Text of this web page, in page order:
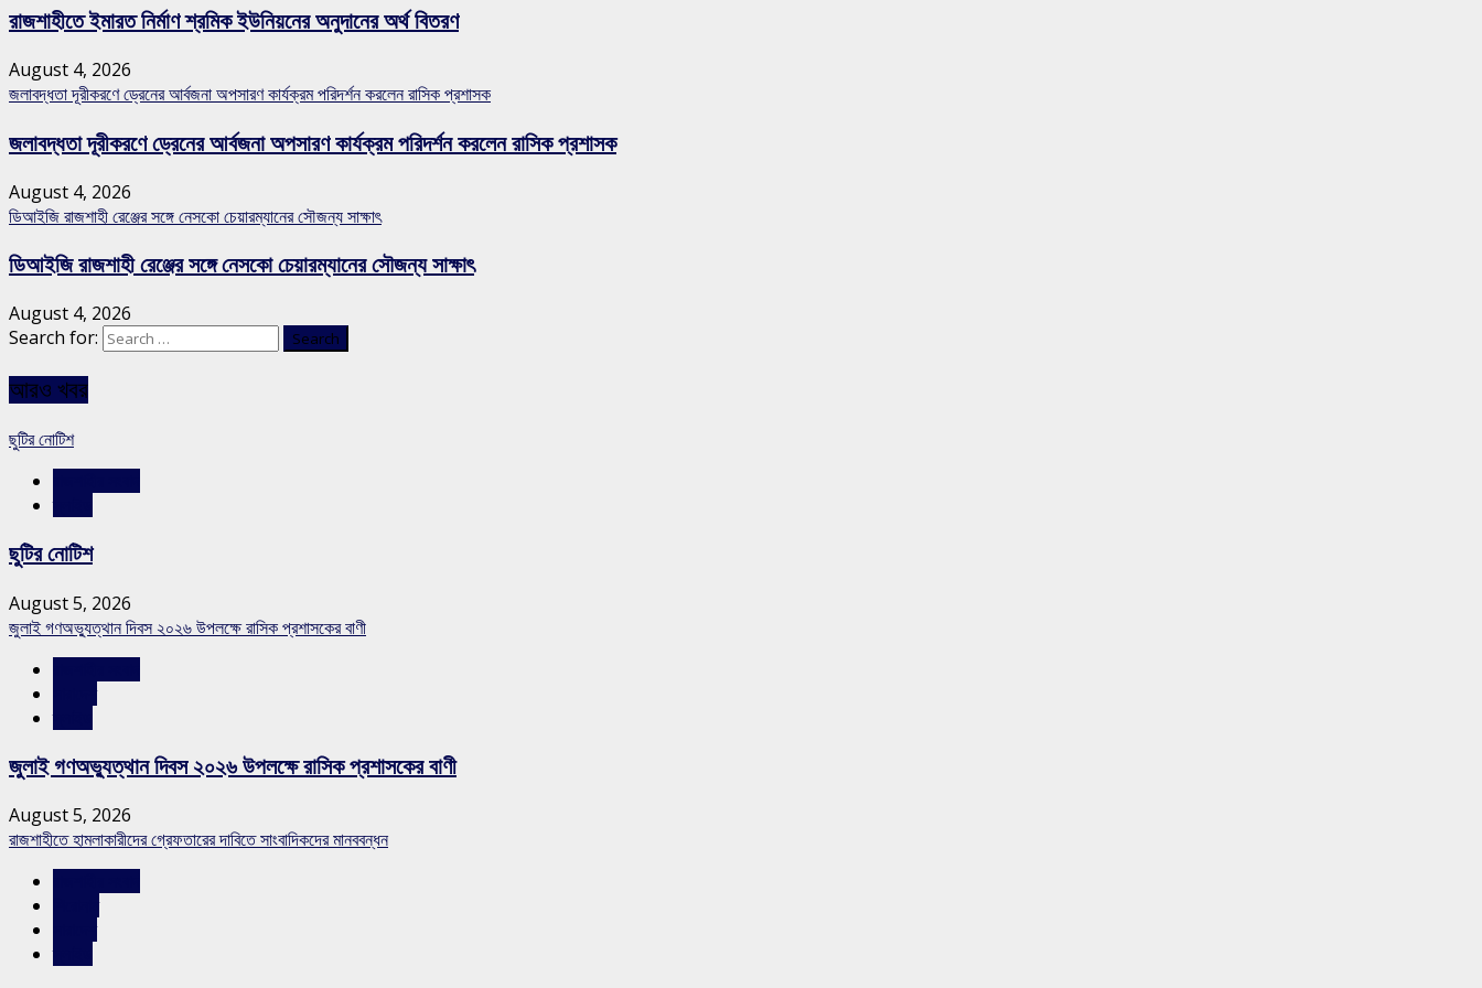
রাজশাহীতে ইমারত নির্মাণ শ্রমিক ইউনিয়নের অনুদানের অর্থ বিতরণ
August 4, 2026
জলাবদ্ধতা দূরীকরণে ড্রেনের আর্বজনা অপসারণ কার্যক্রম পরিদর্শন করলেন রাসিক প্রশাসক
জলাবদ্ধতা দূরীকরণে ড্রেনের আর্বজনা অপসারণ কার্যক্রম পরিদর্শন করলেন রাসিক প্রশাসক
August 4, 2026
ডিআইজি রাজশাহী রেঞ্জের সঙ্গে নেসকো চেয়ারম্যানের সৌজন্য সাক্ষাৎ
ডিআইজি রাজশাহী রেঞ্জের সঙ্গে নেসকো চেয়ারম্যানের সৌজন্য সাক্ষাৎ
August 4, 2026
Search for:
আরও খবর
ছুটির নোটিশ
ছুটির নোটিশ
August 5, 2026
জুলাই গণঅভ্যুত্থান দিবস ২০২৬ উপলক্ষে রাসিক প্রশাসকের বাণী
জুলাই গণঅভ্যুত্থান দিবস ২০২৬ উপলক্ষে রাসিক প্রশাসকের বাণী
August 5, 2026
রাজশাহীতে হামলাকারীদের গ্রেফতারের দাবিতে সাংবাদিকদের মানববন্ধন